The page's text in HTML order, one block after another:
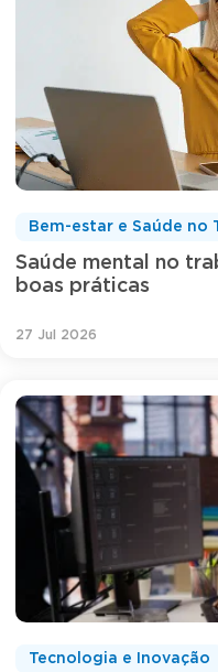
Saúde mental no
boas práticas
Bem-estar e Saúde no
27 Jul 2026
Tecnologia e Inovação